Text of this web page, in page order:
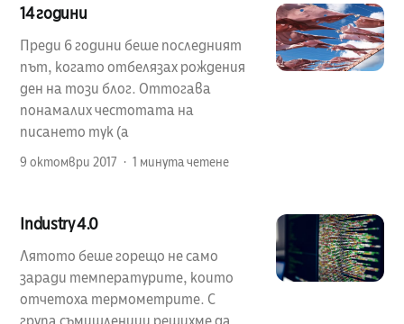
14 години
Преди 6 години беше последният
път, когато отбелязах рождения
ден на този блог. Оттогава
понамалих честотата на
писането тук (а
9 октомври 2017 1 минута четене
Industry 4.0
Лятото беше горещо не само
заради температурите, които
отчетоха термометрите. С